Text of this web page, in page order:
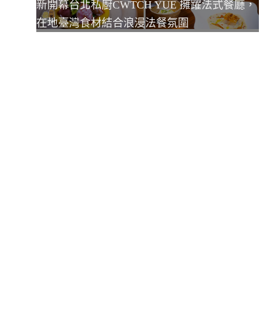
新開幕台北私廚CWTCH YUE 擁躍法式餐廳，
在地臺灣食材結合浪漫法餐氛圍